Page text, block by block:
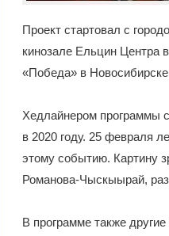
Проект стартовал с
кинозале Ельцин Центра
«Победа» в
Хедлайнером программы
в 2020 году. 25 февраля
этому событию. Картину
Романова-Чыскыырай,
В программе также